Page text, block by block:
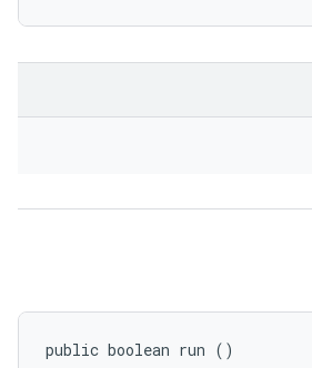
public boolean run ()